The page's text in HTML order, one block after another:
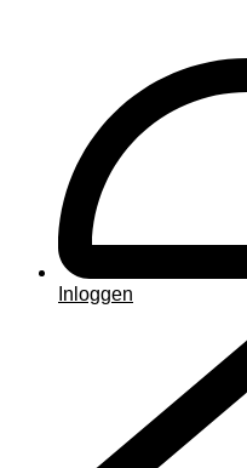
Inloggen